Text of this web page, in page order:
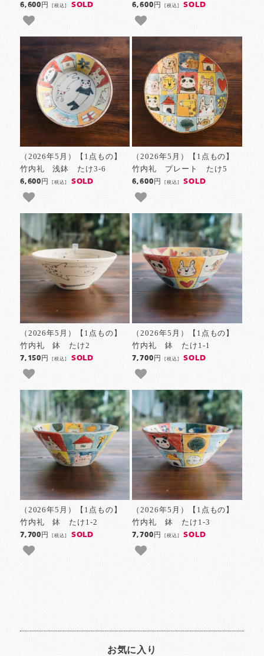
6,600円[税込] SOLD 6,600円 [税込] SOLD
（2026年5月）【1点もの】
竹内礼 浅鉢 たけ3-6
6,600円[税込] SOLD
（2026年5月）【1点もの】
竹内礼 プレート たけ5
6,600円 [税込] SOLD
（2026年5月）【1点もの】
竹内礼 鉢 たけ2
7,150円[税込] SOLD
（2026年5月）【1点もの】
竹内礼 鉢 たけ1-1
7,700円 [税込] SOLD
（2026年5月）【1点もの】
竹内礼 鉢 たけ1-2
7,700円[税込] SOLD
（2026年5月）【1点もの】
竹内礼 鉢 たけ1-3
7,700円 [税込] SOLD
お気に入り